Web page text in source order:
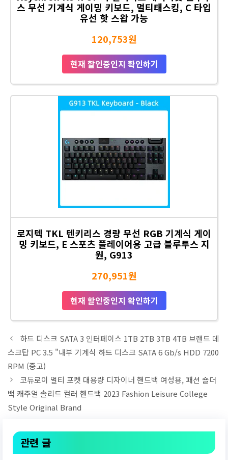
스 무선 기계식 게이밍 키보드, 멀티태스킹, C 타입
유선 핫 스왑 가능
120,753원
현재 할인중인지 확인하기
로지텍 TKL 텐키리스 경량 무선 RGB 기계식 게이
밍 키보드, E 스포츠 플레이어용 고급 블루투스 지
원, G913
270,951원
현재 할인중인지 확인하기
하드 디스크 SATA 3 인터페이스 1TB 2TB 3TB 4TB 브랜드 데
스크탑 PC 3.5 "내부 기계식 하드 디스크 SATA 6 Gb/s HDD 7200
RPM (중고)
코듀로이 멀티 포켓 대용량 디자이너 핸드백 여성용, 패션 숄더
백 캐주얼 솔리드 컬러 핸드백 2023 Fashion Leisure College
Style Original Brand
관련 글